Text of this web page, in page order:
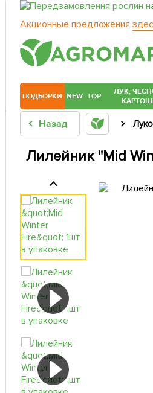
Акционные предложения
ПОДБОРКИ NEW TOP
ЛУК,
Назад
Лилейник "Mid